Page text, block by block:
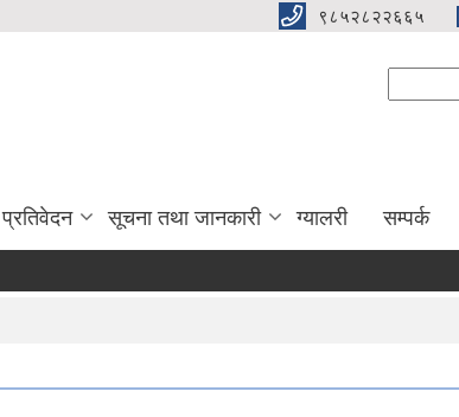
९८५२८२२६६५
प्रतिवेदन सूचना तथा जानकारी ग्यालरी सम्पर्क